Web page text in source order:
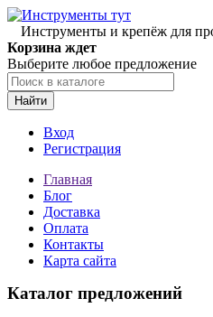
Инструменты и крепёж для
Корзина ждет
Выберите любое предложение
Найти
Вход
Регистрация
Главная
Блог
Доставка
Оплата
Контакты
Карта сайта
Каталог предложений